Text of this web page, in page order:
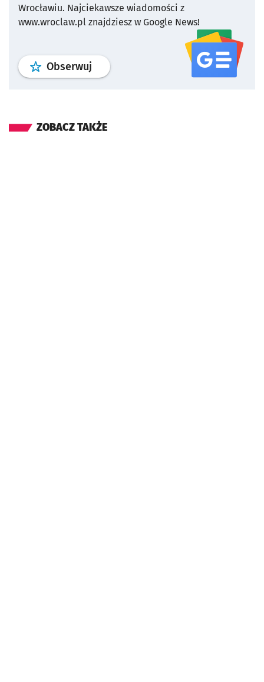
Wrocławiu. Najciekawsze wiadomości z
www.wroclaw.pl znajdziesz w Google News!
Obserwuj profil serwisu
ZOBACZ TAKŻE